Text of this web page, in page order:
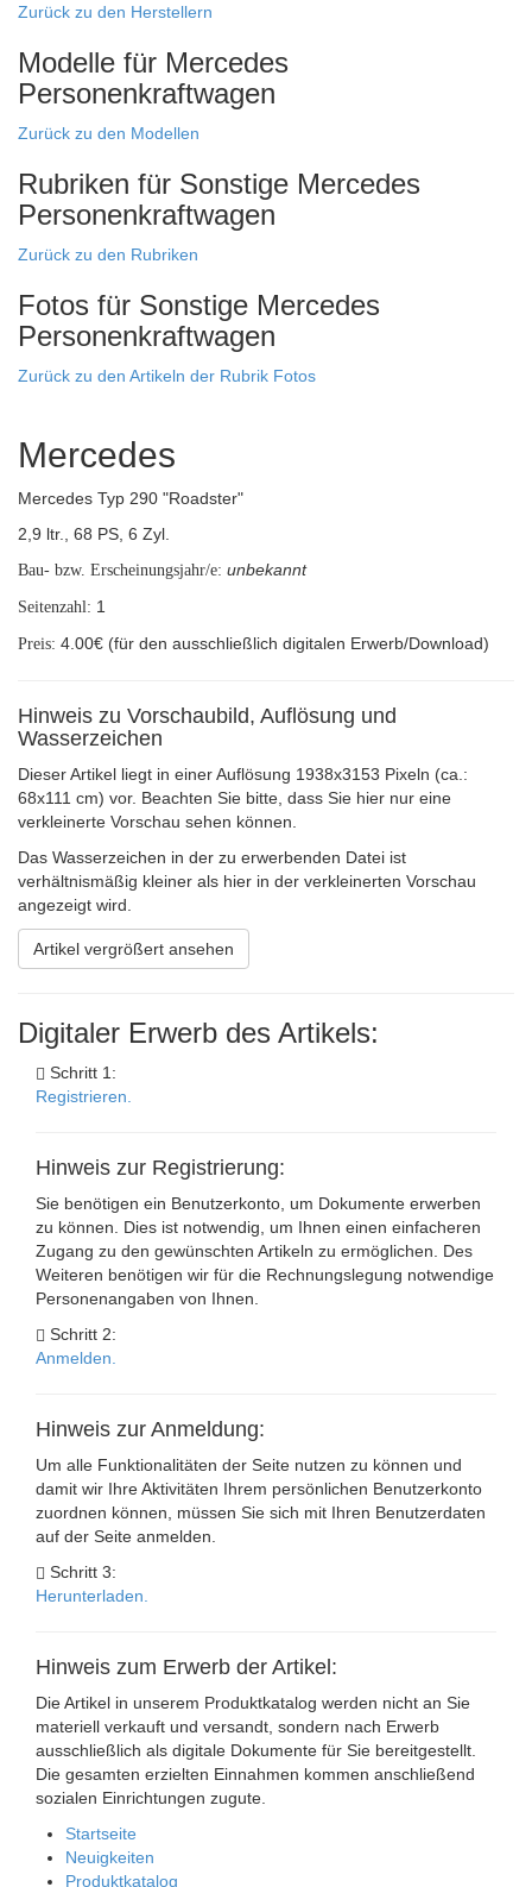
Zurück zu den Herstellern
Modelle für Mercedes
Personenkraftwagen
Zurück zu den Modellen
Rubriken für Sonstige Mercedes
Personenkraftwagen
Zurück zu den Rubriken
Fotos für Sonstige Mercedes
Personenkraftwagen
Zurück zu den Artikeln der Rubrik Fotos
Mercedes
Mercedes Typ 290 "Roadster"
2,9 ltr., 68 PS, 6 Zyl.
Bau- bzw. Erscheinungsjahr/e: unbekannt
Seitenzahl: 1
Preis: 4.00€ (für den ausschließlich digitalen Erwerb/Download)
Hinweis zu Vorschaubild, Auflösung und
Wasserzeichen
Dieser Artikel liegt in einer Auflösung 1938x3153 Pixeln (ca.:
68x111 cm) vor. Beachten Sie bitte, dass Sie hier nur eine
verkleinerte Vorschau sehen können.
Das Wasserzeichen in der zu erwerbenden Datei ist
verhältnismäßig kleiner als hier in der verkleinerten Vorschau
angezeigt wird.
Artikel vergrößert ansehen
Digitaler Erwerb des Artikels:
Schritt 1:
Registrieren.
Hinweis zur Registrierung:
Sie benötigen ein Benutzerkonto, um Dokumente erwerben
zu können. Dies ist notwendig, um Ihnen einen einfacheren
Zugang zu den gewünschten Artikeln zu ermöglichen. Des
Weiteren benötigen wir für die Rechnungslegung notwendige
Personenangaben von Ihnen.
Schritt 2:
Anmelden.
Hinweis zur Anmeldung:
Um alle Funktionalitäten der Seite nutzen zu können und
damit wir Ihre Aktivitäten Ihrem persönlichen Benutzerkonto
zuordnen können, müssen Sie sich mit Ihren Benutzerdaten
auf der Seite anmelden.
Schritt 3:
Herunterladen.
Hinweis zum Erwerb der Artikel:
Die Artikel in unserem Produktkatalog werden nicht an Sie
materiell verkauft und versandt, sondern nach Erwerb
ausschließlich als digitale Dokumente für Sie bereitgestellt.
Die gesamten erzielten Einnahmen kommen anschließend
sozialen Einrichtungen zugute.
Startseite
Neuigkeiten
Produktkatalog